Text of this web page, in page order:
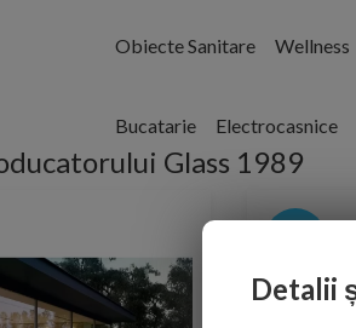
Obiecte Sanitare Wellness
Bucatarie Electrocasnice
Glass 1989
Detalii